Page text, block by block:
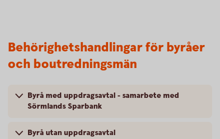
Behörighetshandlingar för byråer
och boutredningsmän
Byrå med uppdragsavtal - samarbete med
Sörmlands Sparbank
Byrå utan uppdragsavtal